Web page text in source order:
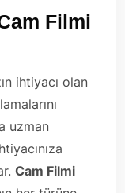
Filmi
ihtiyacı olan
uzman
Cam Filmi